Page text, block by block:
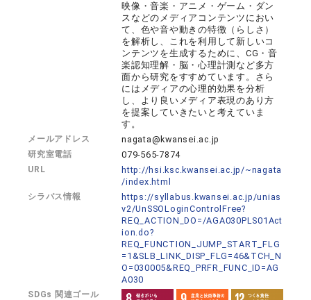
映像・音楽・アニメ・ゲーム・ダン
スなどのメディアコンテンツにおい
て、色や音や動きの特徴（らしさ）
を解析し、これを利用して新しいコ
ンテンツを生成するために、CG・音
楽認知理解・脳・心理計測など多方
面から研究をすすめています。さら
にはメディアの心理的効果を分析
し、より良いメディア表現のあり方
を提案していきたいと考えていま
す。
メールアドレス nagata@kwansei.ac.jp
研究室電話 079-565-7874
URL
http://hsi.ksc.kwansei.ac.jp/~nagata
/index.html
シラバス情報
https://syllabus.kwansei.ac.jp/unias
v2/UnSSOLoginControlFree?
REQ_ACTION_DO=/AGA030PLS01Act
ion.do?
REQ_FUNCTION_JUMP_START_FLG
=1&SLB_LINK_DISP_FLG=46&TCH_N
O=030005&REQ_PRFR_FUNC_ID=AG
A030
SDGs 関連ゴール